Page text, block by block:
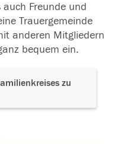
Freunde und
Trauergemeinde
anderen Mitgliedern
bequem ein.
zu